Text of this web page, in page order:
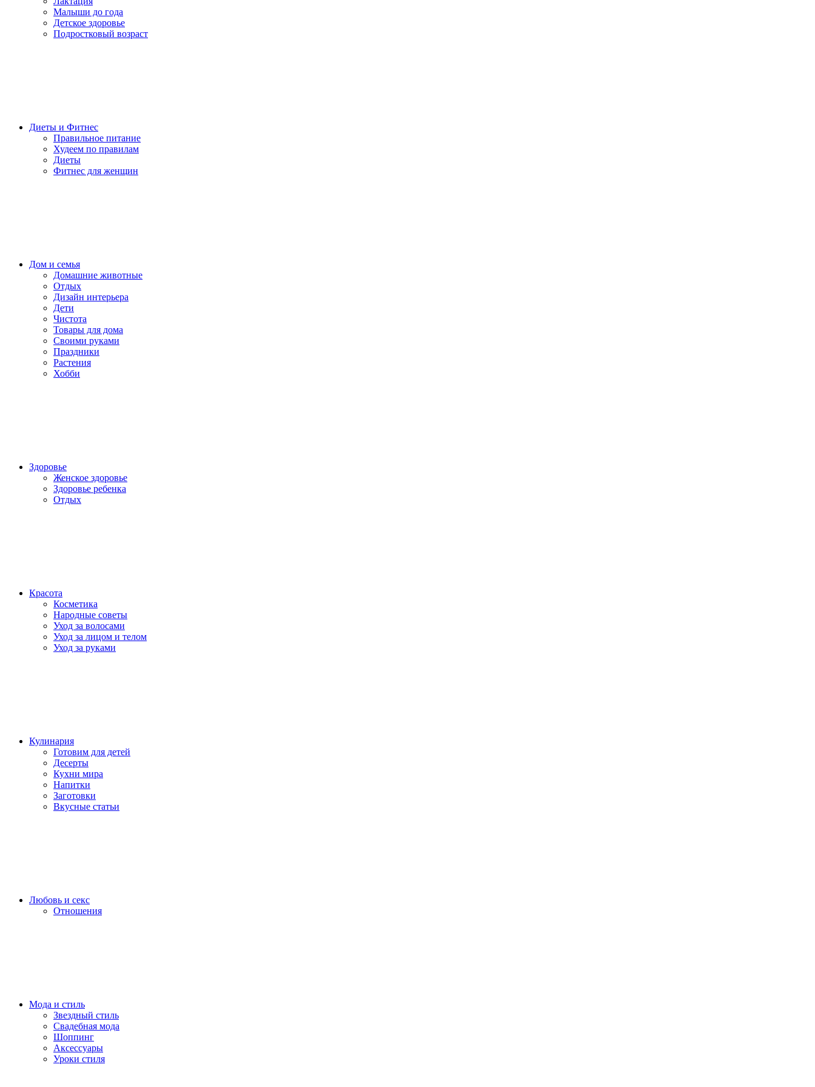
Малыши до года
Детское здоровье
Подростковый возраст
Диеты и Фитнес
Правильное питание
Худеем по правилам
Диеты
Фитнес для женщин
Дом и семья
Домашние животные
Отдых
Дизайн интерьера
Дети
Чистота
Товары для дома
Своими руками
Праздники
Растения
Хобби
Здоровье
Женское здоровье
Здоровье ребенка
Отдых
Красота
Косметика
Народные советы
Уход за волосами
Уход за лицом и телом
Уход за руками
Кулинария
Готовим для детей
Десерты
Кухни мира
Напитки
Заготовки
Вкусные статьи
Любовь и секс
Отношения
Мода и стиль
Звездный стиль
Свадебная мода
Шоппинг
Аксессуары
Уроки стиля